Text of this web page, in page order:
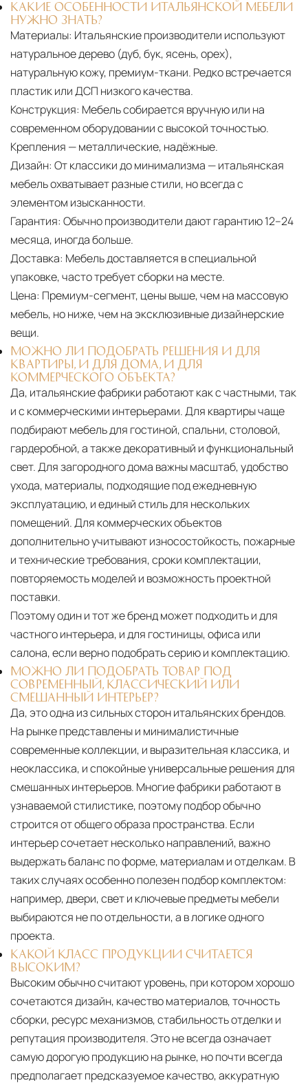
КАКИЕ ОСОБЕННОСТИ ИТАЛЬЯНСКОЙ МЕБЕЛИ
НУЖНО ЗНАТЬ?
Материалы: Итальянские производители используют
натуральное дерево (дуб, бук, ясень, орех),
натуральную кожу, премиум-ткани. Редко встречается
пластик или ДСП низкого качества.
Конструкция: Мебель собирается вручную или на
современном оборудовании с высокой точностью.
Крепления — металлические, надёжные.
Дизайн: От классики до минимализма — итальянская
мебель охватывает разные стили, но всегда с
элементом изысканности.
Гарантия: Обычно производители дают гарантию 12–24
месяца, иногда больше.
Доставка: Мебель доставляется в специальной
упаковке, часто требует сборки на месте.
Цена: Премиум-сегмент, цены выше, чем на массовую
мебель, но ниже, чем на эксклюзивные дизайнерские
вещи.
МОЖНО ЛИ ПОДОБРАТЬ РЕШЕНИЯ И ДЛЯ
КВАРТИРЫ, И ДЛЯ ДОМА, И ДЛЯ
КОММЕРЧЕСКОГО ОБЪЕКТА?
Да, итальянские фабрики работают как с частными, так
и с коммерческими интерьерами. Для квартиры чаще
подбирают мебель для гостиной, спальни, столовой,
гардеробной, а также декоративный и функциональный
свет. Для загородного дома важны масштаб, удобство
ухода, материалы, подходящие под ежедневную
эксплуатацию, и единый стиль для нескольких
помещений. Для коммерческих объектов
дополнительно учитывают износостойкость, пожарные
и технические требования, сроки комплектации,
повторяемость моделей и возможность проектной
поставки.
Поэтому один и тот же бренд может подходить и для
частного интерьера, и для гостиницы, офиса или
салона, если верно подобрать серию и комплектацию.
МОЖНО ЛИ ПОДОБРАТЬ ТОВАР ПОД
СОВРЕМЕННЫЙ, КЛАССИЧЕСКИЙ ИЛИ
СМЕШАННЫЙ ИНТЕРЬЕР?
Да, это одна из сильных сторон итальянских брендов.
На рынке представлены и минималистичные
современные коллекции, и выразительная классика, и
неоклассика, и спокойные универсальные решения для
смешанных интерьеров. Многие фабрики работают в
узнаваемой стилистике, поэтому подбор обычно
строится от общего образа пространства. Если
интерьер сочетает несколько направлений, важно
выдержать баланс по форме, материалам и отделкам. В
таких случаях особенно полезен подбор комплектом:
например, двери, свет и ключевые предметы мебели
выбираются не по отдельности, а в логике одного
проекта.
КАКОЙ КЛАСС ПРОДУКЦИИ СЧИТАЕТСЯ
ВЫСОКИМ?
Высоким обычно считают уровень, при котором хорошо
сочетаются дизайн, качество материалов, точность
сборки, ресурс механизмов, стабильность отделки и
репутация производителя. Это не всегда означает
самую дорогую продукцию на рынке, но почти всегда
предполагает предсказуемое качество, аккуратную